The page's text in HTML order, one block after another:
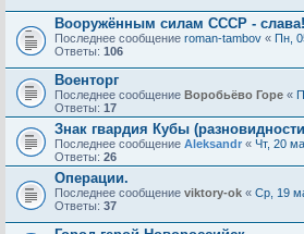
Вооружённым силам СССР - слава!
Последнее сообщение roman-tambov « Пн,
Ответы: 106
Военторг
Последнее сообщение Воробьёво Горе «
Ответы: 17
Знак гвардия Кубы
Последнее сообщение Aleksandr « Чт, 20
Ответы: 26
Операции.
Последнее сообщение viktory-ok « Ср, 19
Ответы: 37